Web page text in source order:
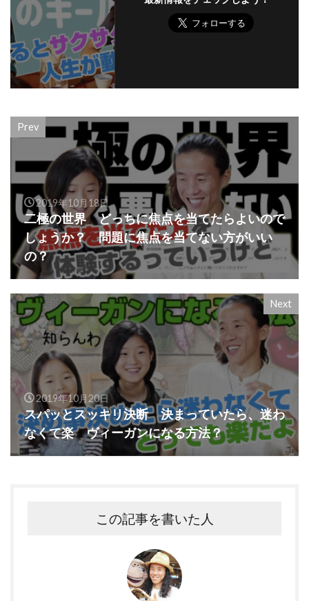
Prev
2019年10月18日
二極の世界 どっちに焦点を当てたらよいので
しょうか？ 問題に焦点を当てない方がいい
の？
Next
2019年10月20日
スパッとスッキリ決断 決まっていたら、迷わ
なくて楽 ヴィーガンになる方法？
この記事を書いた人